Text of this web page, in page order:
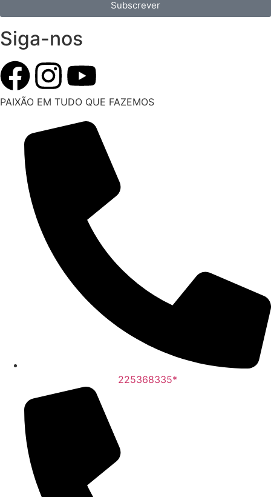
Subscrever
Siga-nos
PAIXÃO EM TUDO QUE FAZEMOS
225368335*